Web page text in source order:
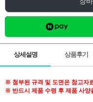
상세설명 상품후기
※ 첨부된 규격 및 도면은 참고자
※ 반드시 제품 수령 후 제품 사양